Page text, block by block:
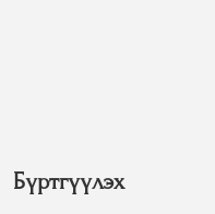
Бүртгүүлэх